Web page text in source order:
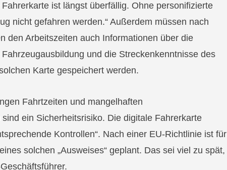
Fahrerkarte ist längst überfällig. Ohne personifizierte
nicht gefahren werden.“ Außerdem müssen nach
den Arbeitszeiten auch Informationen über die
und die Streckenkenntnisse des
Karte gespeichert werden.
Fahrtzeiten und mangelhaften
ein Sicherheitsrisiko. Die digitale Fahrerkarte
Kontrollen“. Nach einer EU-Richtlinie ist für
solchen „Ausweises“ geplant. Das sei viel zu spät,